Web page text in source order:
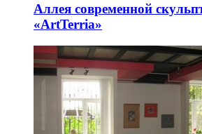
Аллея современной
«ArtTerria»